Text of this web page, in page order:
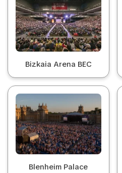
Bizkaia Arena BEC
Blenheim Palace